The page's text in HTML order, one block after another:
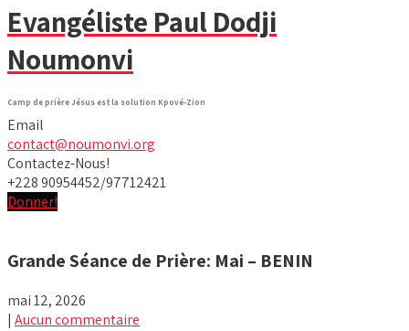
Evangéliste Paul Dodji
Noumonvi
Camp de prière Jésus est la solution Kpové-Zion
Email
contact@noumonvi.org
Contactez-Nous!
+228 90954452/97712421
Donner!
Grande Séance de Prière: Mai – BENIN
mai 12, 2026
| Aucun commentaire